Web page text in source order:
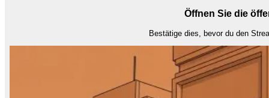
Öffnen Sie die
Bestätige dies, bevor du den